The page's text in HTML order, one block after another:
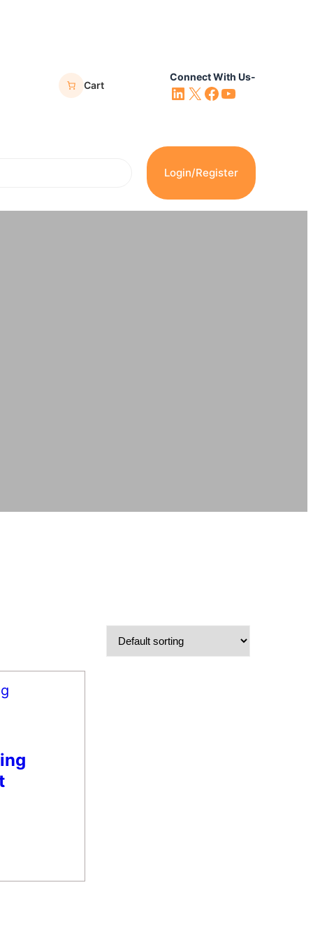
Cart
Connect With Us-
LinkedIn X Facebook YouTube
Login/Register